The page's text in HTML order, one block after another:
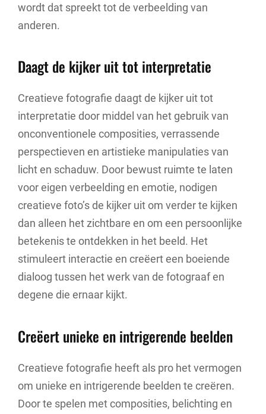
wordt dat spreekt tot de verbeelding van
anderen.
Daagt de kijker uit tot interpretatie
Creatieve fotografie daagt de kijker uit tot
interpretatie door middel van het gebruik van
onconventionele composities, verrassende
perspectieven en artistieke manipulaties van
licht en schaduw. Door bewust ruimte te laten
voor eigen verbeelding en emotie, nodigen
creatieve foto’s de kijker uit om verder te kijken
dan alleen het zichtbare en om een persoonlijke
betekenis te ontdekken in het beeld. Het
stimuleert interactie en creëert een boeiende
dialoog tussen het werk van de fotograaf en
degene die ernaar kijkt.
Creëert unieke en intrigerende beelden
Creatieve fotografie heeft als pro het vermogen
om unieke en intrigerende beelden te creëren.
Door te spelen met composities, belichting en